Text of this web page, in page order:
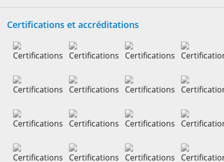
Certifications et accréditations